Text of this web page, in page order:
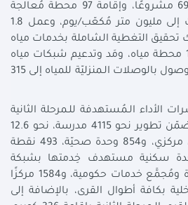
الراهن إلى 90% بإقامة 698 مشروعًا، وإقامة 97 محطة مُعالجة
للوصول بطاقة الـمحطّات إلى مليون متر مُكعّب/يوم، وعمل 1.8
تحقيق التغطية الشاملة بخدمات مياه
الشُرب بإنشاء وتطوير 18 محطة مياه، ومَد وتدعيم شبكات مياه
الشُرب بنحو 2350 كم، والوصول بالوصلات الـمنزليّة للمياه إلى 315
الـمُستهدفة للـمرحلة الثانية
من مُبادرة حياة كريمة، تتضمّن تطوير نحو 4115 مدرسة، نحو 12.6
ألف فصل، 55 مستشفى مركزي، و854 وحدة صحيّة، 493 نقطة
مليون وحدة سكنية مستهدف خِدمتها بشبكة
الألياف الضوئية، 437 وحدة ومُجمَّع خدمات حكومية، و1584 مركزًا
بكافة أطوال القرى، بالإضافة إلى